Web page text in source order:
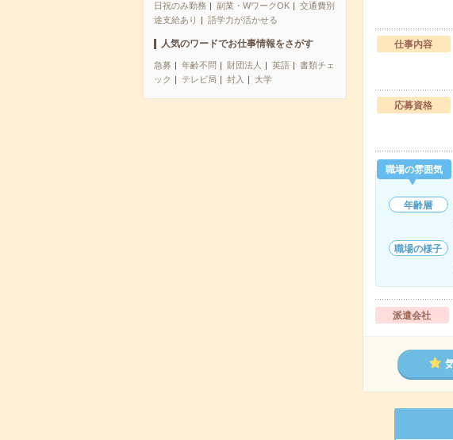
日祝のみ勤務
副業・WワークOK
交通費別
途支給あり
語学力が活かせる
人気のワードでお仕事情報をさがす
急募 年齢不問 財団法人 英語
書類チェ
ック
テレビ局 封入 大学
仕事内容
応募資格
職場の雰囲気
年齢層
職場の様子
派遣会社